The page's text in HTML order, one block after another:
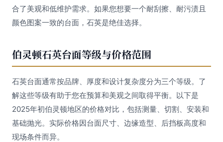
合了美观和低维护需求。如果您想要一个耐刮擦、耐污渍且
颜色图案一致的台面，石英是绝佳选择。
伯灵顿石英台面等级与价格范围
石英台面通常按品牌、厚度和设计复杂度分为三个等级。了
解这些等级有助于您在预算和美观之间取得平衡。以下是
2025年初伯灵顿地区的价格对比，包括测量、切割、安装和
基础抛光。实际价格因台面尺寸、边缘造型、后挡板高度和
现场条件而异。